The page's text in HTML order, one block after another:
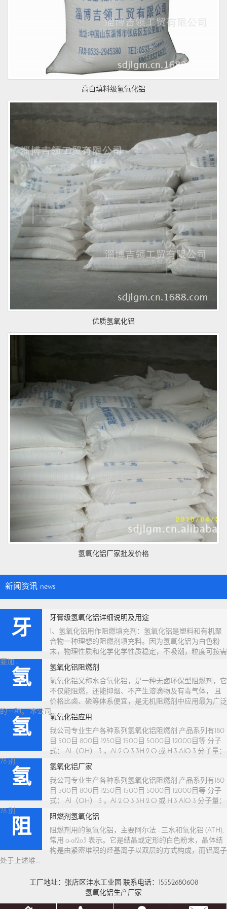
高白填料级氢氧化铝
优质氢氧化铝
氢氧化铝厂家批发价格
新闻资讯 news
牙
牙膏级氢氧化铝详细说明及用途
1、氢氧化铝用作阻燃填充剂：氢氧化铝是塑料和有机聚
合物一种理想的阻燃剂填充料。因为氢氧化铝为白色粉
末，物理性质和化学化学性质稳定，不吸潮，粒度可按需
要加...
氢
氢氧化铝阻燃剂
氢氧化铝又称水合氧化铝，是一种无卤环保型阻燃剂，它
不仅能阻燃，还能抑烟、不产生溶滴物及有毒气体， 且
价格比卤、磷等体系便宜，是无机阻燃剂中应用最为广泛
的一种。 本公司...
氢
氢氧化铝应用
我公司专业生产各种系列氢氧化铝阻燃剂 产品系列有180
目 500目 800目 1250目 1500目 5000目 12000目等 分子
式： Al（OH） 3 ，Al 2 O 3 3H 2 O 或 H 3 AlO 3 分子量：
78 别...
氢
氢氧化铝厂家
我公司专业生产各种系列氢氧化铝阻燃剂 产品系列有180
目 500目 800目 1250目 1500目 5000目 12000目等 分子
式： Al（OH） 3 ，Al 2 O 3 3H 2 O 或 H 3 AlO 3 分子量：
78 别...
阻
阻燃剂氢氧化铝
阻燃剂用的氢氧化铝，主要阿尔法 - 三水和氧化铝 (ATH),
常用 a-al2o3 表示。它是结晶或定形的白色粉末，晶体结
构是由紧密堆积的烃基离子以双层的方式构成，而铝离子
处于上述堆...
工厂地址：张店区沣水工业园 联系电话：15552680608
氢氧化铝生产厂家